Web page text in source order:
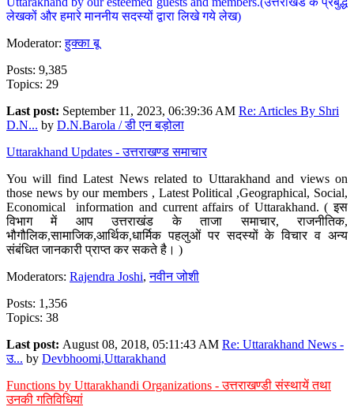
लेखकों और हमारे माननीय सदस्यों द्वारा लिखे गये लेख)
Moderator:हुक्का बू
Posts: 9,385
Topics: 29
Last post: September 11, 2023, 06:39:36 AM Re: Articles By Shri
D.N... by D.N.Barola / डी एन बड़ोला
Uttarakhand Updates - उत्तराखण्ड समाचार
You will find Latest News related to Uttarakhand and views on
those news by our members , Latest Political ,Geographical, Social,
Economical information and current affairs of Uttarakhand. ( इस
विभाग में आप उत्तराखंड के ताजा समाचार, राजनीतिक,
भौगौलिक,सामाजिक,आर्थिक,धार्मिक पहलुओं पर सदस्यों के विचार व अन्य
संबंधित जानकारी प्राप्त कर सकते है। )
Moderators: Rajendra Joshi,नवीन जोशी
Posts: 1,356
Topics: 38
Last post: August 08, 2018, 05:11:43 AM Re: Uttarakhand News -
उ... by Devbhoomi,Uttarakhand
Functions by Uttarakhandi Organizations - उत्तराखण्डी संस्थायें तथा
उनकी गतिविधियां